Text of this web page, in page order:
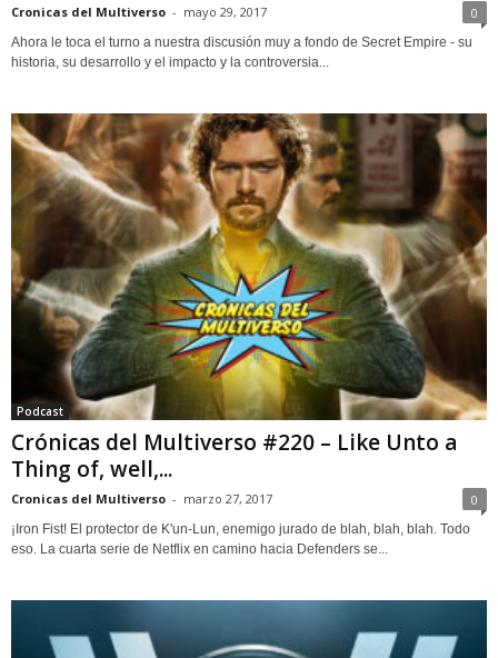
Cronicas del Multiverso - mayo 29, 2017 0
Ahora le toca el turno a nuestra discusión muy a fondo de Secret Empire - su
historia, su desarrollo y el impacto y la controversia...
Podcast
Crónicas del Multiverso #220 – Like Unto a
Thing of, well,...
Cronicas del Multiverso - marzo 27, 2017 0
¡Iron Fist! El protector de K'un-Lun, enemigo jurado de blah, blah, blah. Todo
eso. La cuarta serie de Netflix en camino hacia Defenders se...